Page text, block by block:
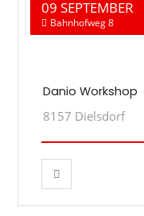
09 SEPTEMBER
Bahnhofweg 8
Danio Workshop
8157 Dielsdorf